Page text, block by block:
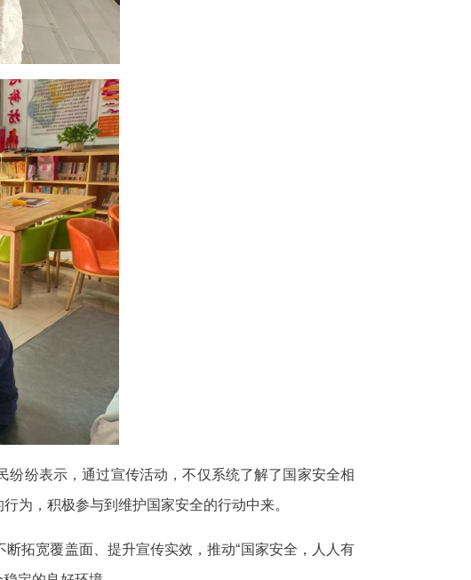
纷表示，通过宣传活动，不仅系统了解了国家安全相
为，积极参与到维护国家安全的行动中来。
拓宽覆盖面、提升宣传实效，推动“国家安全，人人有